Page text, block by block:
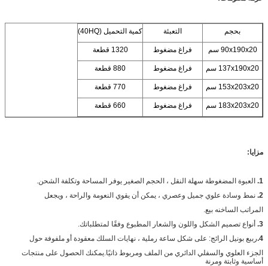
بحجم التعبئة كمية التحميل (40HQ)
90x190x20 سم فراغ مضغوط 1320 قطعة
137x190x20 سم فراغ مضغوط 880 قطعة
153x203x20 سم فراغ مضغوط 770 قطعة
183x203x20 سم فراغ مضغوط 660 قطعة
مزايا:
1. العبوة المضغوطة سهلة النقل ، الحجم الصغير يوفر المساحة وتكلفة الشحن.
2. نمط وسادة علوي جميل وعصري ، يمكن أن يقوي النعومة والراحة ، ويجعل
المراتب الساخنه بيع.
3. أنواع تصميم الشكل واللون والشعار المطبوع وفقًا لمتطلباتك.
4. ربيع بونيل الرائج: على شكل ساعة رملية ، نهايات السلك معقودة أو ملفوفة حول
الجزء العلوي والسفلي الدائري من الملف ومربوط ذاتيًا.يمكنك الحصول على منتجات
أساسية وثابتة ومرنة